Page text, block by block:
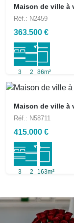
Maison de ville à
Réf.: N2459
363.500 €
3 2 86m²
Maison de ville à
Réf.: N58711
415.000 €
3 2 163m²